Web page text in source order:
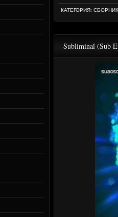
КАТЕГОРИЯ:
Subliminal (Sub